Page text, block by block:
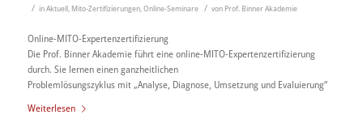
/ inAktuell, Mito-Zertifizierungen,Online-Seminare / von Prof. Binner Akademie
Online-MITO-Expertenzertifizierung
Die Prof. Binner Akademie führt eine online-MITO-Expertenzertifizierung
durch. Sie lernen einen ganzheitlichen
Problemlösungszyklus mit „Analyse, Diagnose, Umsetzung und Evaluierung“
Weiterlesen